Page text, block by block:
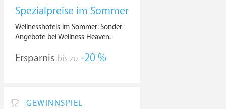
Spezialpreise im Sommer
Wellnesshotels im Sommer: Sonder-
Angebote bei Wellness Heaven.
Ersparnis bis zu -20 %
GEWINNSPIEL